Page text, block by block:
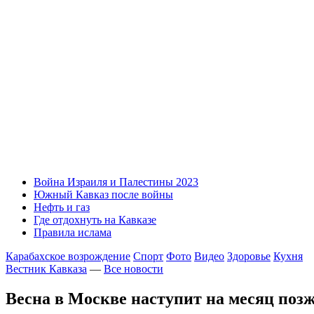
Война Израиля и Палестины 2023
Южный Кавказ после войны
Нефть и газ
Где отдохнуть на Кавказе
Правила ислама
Карабахское возрождение Спорт Фото Видео Здоровье Кухня
Вестник Кавказа — Все новости
Весна в Москве наступит на месяц